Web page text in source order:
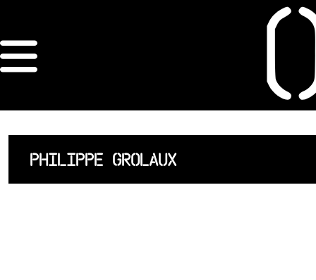
ORDRE DES
ARCHITECTES
ACCUEIL
LISTE DES
PHILIPPE GROLAUX